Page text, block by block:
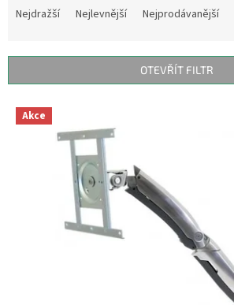
í
Nejdražší Nejlevnější Nejprodávanější
OTEVŘÍT FILTR
V Akce